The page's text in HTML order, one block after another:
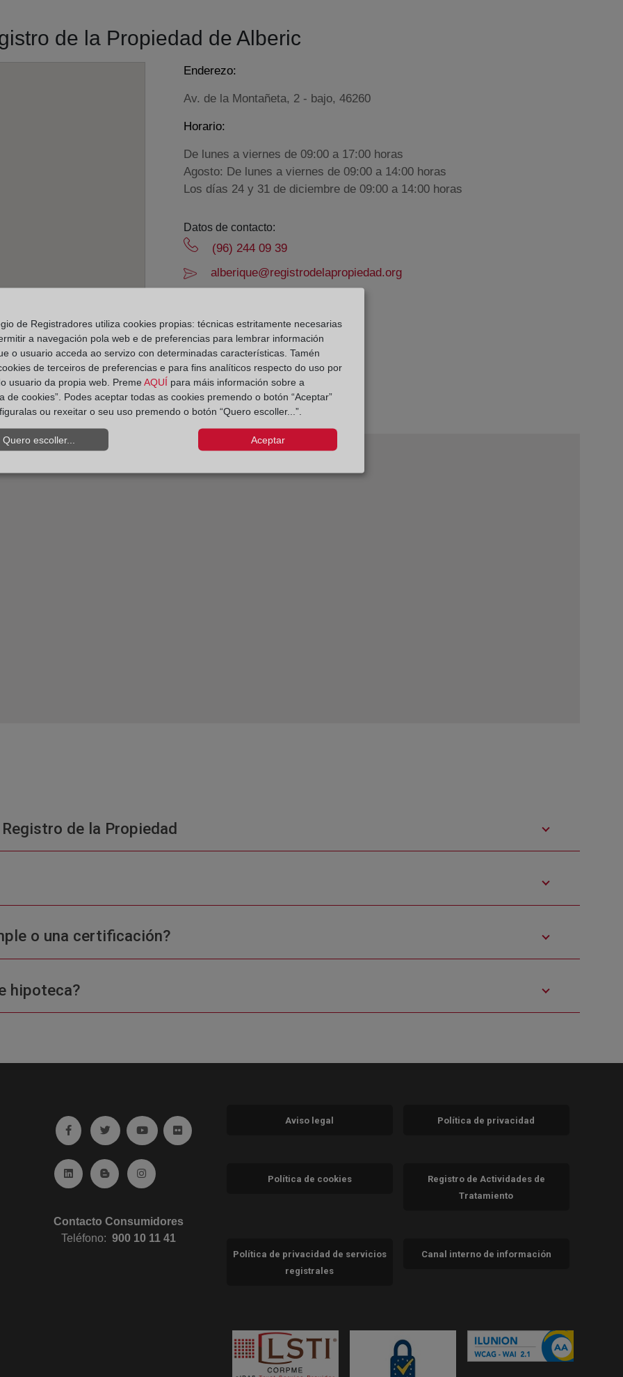
de la Propiedad de Alberic
Enderezo:
Av. de la Montañeta, 2 - bajo, 46260
Horario:
De lunes a viernes de 09:00 a 17:00 horas
Agosto: De lunes a viernes de 09:00 a 14:00 horas
Los días 24 y 31 de diciembre de 09:00 a 14:00 horas
Datos de contacto:
(96) 244 09 39
alberique@registrodelapropiedad.org
Delegado de Protección de Datos:
dpo@corpme.es
el distrito hipotecario
de la Propiedad
o una certificación?
hipoteca?
Ir a facebook (abre en ventana nueva)
Ir a twitter (abre en ventana nueva)
Ir a YouTube (abre en ventana nueva)
Ir a Flickr (abre en ventana nueva)
Ir a Linkedin (abre en ventana nueva)
Ir al Blog (abre en ventana nueva)
Ir a Instagram (abre en ventana nueva)
Contacto Consumidores
Teléfono:900 10 11 41
Aviso legal Política de privacidad
Política de cookies
Registro de Actividades de
Tratamiento
Política de privacidad de servicios
registrales
Canal interno de información
de Registradores utiliza cookies propias: técnicas estritamente necesarias
a navegación pola web e de preferencias para lembrar información
o usuario acceda ao servizo con determinadas características. Tamén
de terceiros de preferencias e para fins analíticos respecto do uso por
usuario da propia web. Preme AQUÍ para máis información sobre a
de cookies”. Podes aceptar todas as cookies premendo o botón “Aceptar”
ou rexeitar o seu uso premendo o botón “Quero escoller...”.
Quero escoller... Aceptar